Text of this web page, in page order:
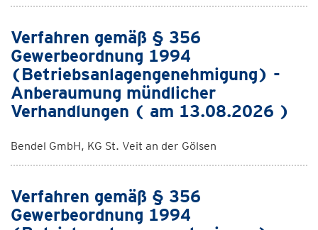
Verfahren gemäß § 356
Gewerbeordnung 1994
(Betriebsanlagengenehmigung) -
Anberaumung mündlicher
Verhandlungen ( am 13.08.2026 )
Bendel GmbH, KG St. Veit an der Gölsen
Verfahren gemäß § 356
Gewerbeordnung 1994